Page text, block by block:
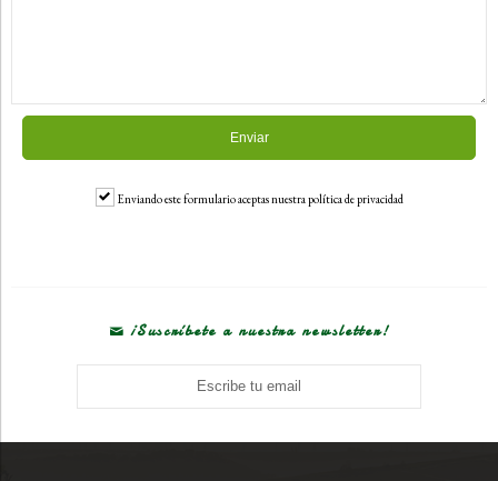
Enviando este formulario aceptas nuestra política de privacidad
¡Suscríbete a nuestra newsletter!